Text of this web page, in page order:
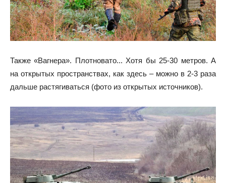
Также «Вагнера». Плотновато... Хотя бы 25-30 метров. А
на открытых пространствах, как здесь – можно в 2-3 раза
дальше растягиваться (фото из открытых источников).